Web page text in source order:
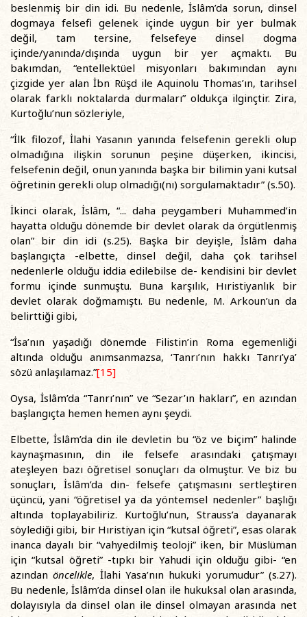
beslenmiş bir din idi. Bu nedenle, İslâm’da sorun, dinsel
dogmaya felsefi gelenek içinde uygun bir yer bulmak
değil, tam tersine, felsefeye dinsel dogma
içinde/yanında/dışında uygun bir yer açmaktı. Bu
bakımdan, “entellektüel misyonları bakımından aynı
çizgide yer alan İbn Rüşd ile Aquinolu Thomas’ın, tarihsel
olarak farklı noktalarda durmaları” oldukça ilginçtir. Zira,
Kurtoğlu’nun sözleriyle,
“İlk filozof, İlahi Yasanın yanında felsefenin gerekli olup
olmadığına ilişkin sorunun peşine düşerken, ikincisi,
felsefenin değil, onun yanında başka bir bilimin yani kutsal
öğretinin gerekli olup olmadığı(nı) sorgulamaktadır” (s.50).
İkinci olarak, İslâm, “... daha peygamberi Muhammed’in
hayatta olduğu dönemde bir devlet olarak da örgütlenmiş
olan” bir din idi (s.25). Başka bir deyişle, İslâm daha
başlangıçta -elbette, dinsel değil, daha çok tarihsel
nedenlerle olduğu iddia edilebilse de- kendisini bir devlet
formu içinde sunmuştu. Buna karşılık, Hıristiyanlık bir
devlet olarak doğmamıştı. Bu nedenle, M. Arkoun’un da
belirttiği gibi,
“İsa’nın yaşadığı dönemde Filistin’in Roma egemenliği
altında olduğu anımsanmazsa, ‘Tanrı’nın hakkı Tanrı’ya’
sözü anlaşılamaz.”[15]
Oysa, İslâm’da “Tanrı’nın” ve “Sezar’ın hakları”, en azından
başlangıçta hemen hemen aynı şeydi.
Elbette, İslâm’da din ile devletin bu “öz ve biçim” halinde
kaynaşmasının, din ile felsefe arasındaki çatışmayı
ateşleyen bazı öğretisel sonuçları da olmuştur. Ve biz bu
sonuçları, İslâm’da din- felsefe çatışmasını sertleştiren
üçüncü, yani “öğretisel ya da yöntemsel nedenler” başlığı
altında toplayabiliriz. Kurtoğlu’nun, Strauss’a dayanarak
söylediği gibi, bir Hıristiyan için “kutsal öğreti”, esas olarak
inanca dayalı bir “vahyedilmiş teoloji” iken, bir Müslüman
için “kutsal öğreti” -tıpkı bir Yahudi için olduğu gibi- “en
azındanöncelikle, İlahi Yasa’nın hukuki yorumudur” (s.27).
Bu nedenle, İslâm’da dinsel olan ile hukuksal olan arasında,
dolayısıyla da dinsel olan ile dinsel olmayan arasında net